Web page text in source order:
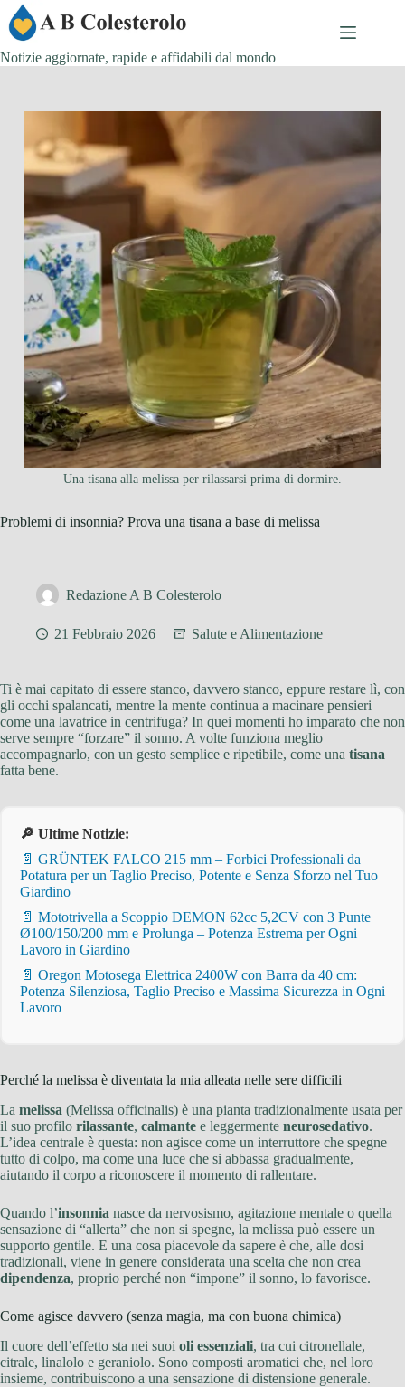
Salta
al
contenuto
Notizie aggiornate, rapide e affidabili dal mondo
Una tisana alla melissa per rilassarsi prima di dormire.
Problemi di insonnia? Prova una tisana a base di melissa
Redazione A B Colesterolo
21 Febbraio 2026 Salute e Alimentazione
Ti è mai capitato di essere stanco, davvero stanco, eppure restare lì, con
gli occhi spalancati, mentre la mente continua a macinare pensieri
come una lavatrice in centrifuga? In quei momenti ho imparato che non
serve sempre “forzare” il sonno. A volte funziona meglio
accompagnarlo, con un gesto semplice e ripetibile, come una tisana
fatta bene.
🔎 Ultime Notizie:
📄 GRÜNTEK FALCO 215 mm – Forbici Professionali da
Potatura per un Taglio Preciso, Potente e Senza Sforzo nel Tuo
Giardino
📄 Mototrivella a Scoppio DEMON 62cc 5,2CV con 3 Punte
Ø100/150/200 mm e Prolunga – Potenza Estrema per Ogni
Lavoro in Giardino
📄 Oregon Motosega Elettrica 2400W con Barra da 40 cm:
Potenza Silenziosa, Taglio Preciso e Massima Sicurezza in Ogni
Lavoro
Perché la melissa è diventata la mia alleata nelle sere difficili
La melissa (Melissa officinalis) è una pianta tradizionalmente usata per
il suo profilo rilassante, calmante e leggermente neurosedativo.
L’idea centrale è questa: non agisce come un interruttore che spegne
tutto di colpo, ma come una luce che si abbassa gradualmente,
aiutando il corpo a riconoscere il momento di rallentare.
Quando l’insonnia nasce da nervosismo, agitazione mentale o quella
sensazione di “allerta” che non si spegne, la melissa può essere un
supporto gentile. E una cosa piacevole da sapere è che, alle dosi
tradizionali, viene in genere considerata una scelta che non crea
dipendenza, proprio perché non “impone” il sonno, lo favorisce.
Come agisce davvero (senza magia, ma con buona chimica)
Il cuore dell’effetto sta nei suoi oli essenziali, tra cui citronellale,
citrale, linalolo e geraniolo. Sono composti aromatici che, nel loro
insieme, contribuiscono a una sensazione di distensione generale.